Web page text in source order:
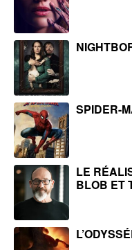
SPIDER-
LE
BLOB ET